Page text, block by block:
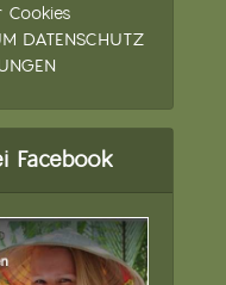
Cookies
DATENSCHUTZ
Facebook